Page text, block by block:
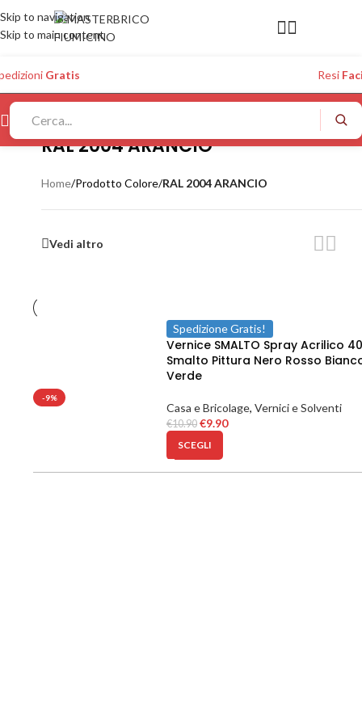
Skip to navigation
Skip to main content
Gratis Resi
RAL 2004 ARANCIO
Home/Prodotto Colore/RAL 2004 ARANCIO
Vedi altro
-9%
Spedizione Gratis!
Vernice SMALTO Spray Acrilico
Smalto Pittura Nero Rosso
Verde
Casa e Bricolage, Vernici e Solventi
€10.90 €9.90
SCEGLI